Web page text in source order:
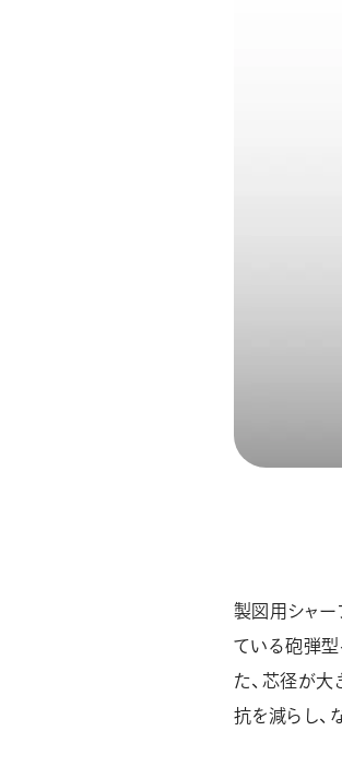
製図用シャ
ている砲弾型
た、芯径が大
抗を減らし、